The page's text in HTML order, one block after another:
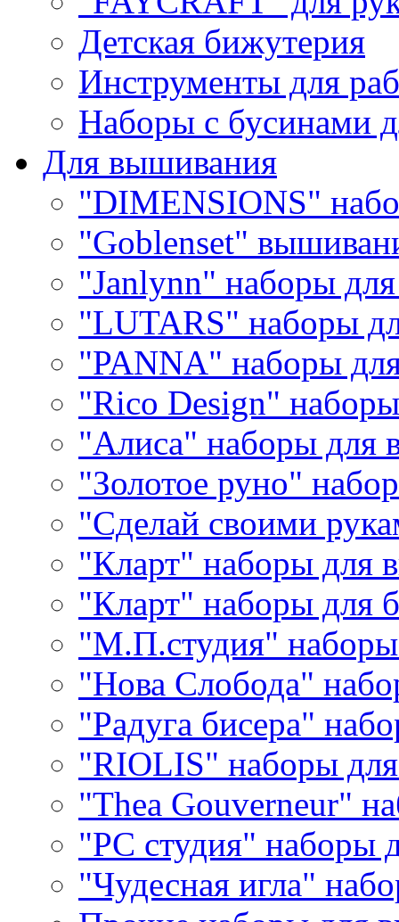
Детская бижутерия
Инструменты для
Наборы с бусинами
Для вышивания
"DIMENSIONS"
"Goblenset"
"Janlynn" наборы
"LUTARS" наборы
"PANNA" наборы
"Rico Design"
"Алиса" наборы для
"Золотое руно"
"Сделай своими
"Кларт" наборы для
"Кларт" наборы для
"М.П.студия"
"Нова Слобода"
"Радуга бисера"
"RIOLIS" наборы
"Thea Gouverneur"
"РС студия" наборы
"Чудесная игла"